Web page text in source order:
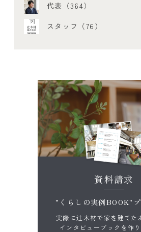
代表（364）
スタッフ（76）
資料請求
"くらしの実例BOOK"
実際に辻木材で家を建てた
インタビューブックを作り